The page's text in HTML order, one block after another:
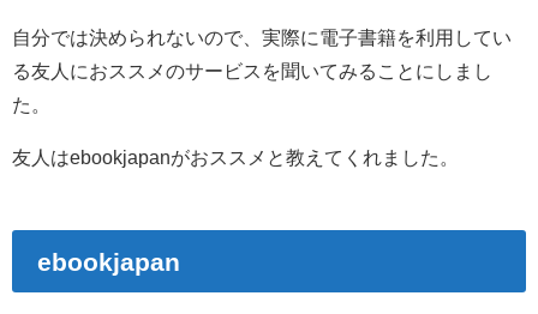
自分では決められないので、実際に電子書籍を利用してい
る友人におススメのサービスを聞いてみることにしまし
た。
友人はebookjapanがおススメと教えてくれました。
ebookjapan